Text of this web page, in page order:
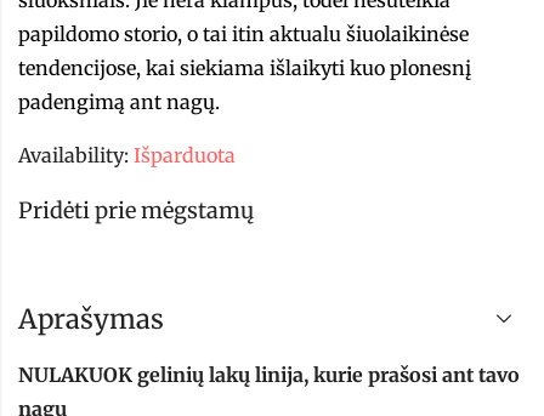
papildomo storio, o tai itin aktualu šiuolaikinėse
tendencijose, kai siekiama išlaikyti kuo plonesnį
padengimą ant nagų.
Availability: Išparduota
Pridėti prie mėgstamų
Aprašymas
NULAKUOK gelinių lakų linija, kurie prašosi ant tavo
nagų